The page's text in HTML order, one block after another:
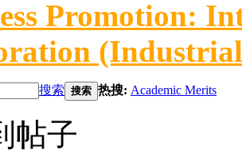
Promotion:
搜索 搜索 热搜: Academic Merits
帖子